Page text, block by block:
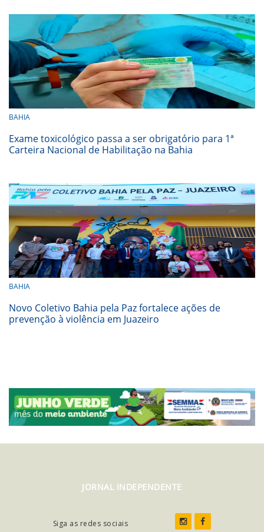
BAHIA
Exame toxicológico passa a ser obrigatório para 1ª
Carteira Nacional de Habilitação na Bahia
BAHIA
Novo Coletivo Bahia pela Paz fortalece ações de
prevenção à violência em Juazeiro
JORNAL INDEPENDENTE
Siga as redes sociais